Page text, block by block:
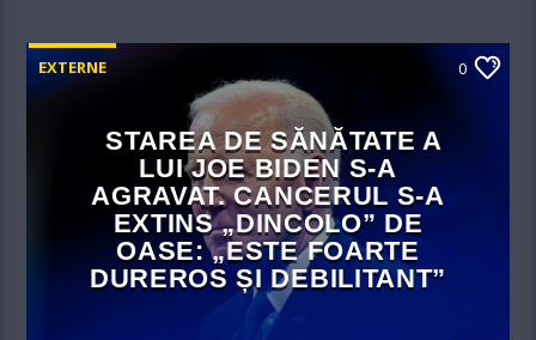
EXTERNE 0
STAREA DE SĂNĂTATE A
LUI JOE BIDEN S-A
AGRAVAT. CANCERUL S-A
EXTINS „DINCOLO” DE
OASE: „ESTE FOARTE
DUREROS ȘI DEBILITANT”